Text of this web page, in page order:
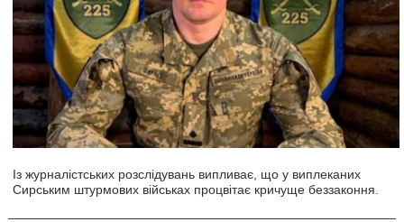
Із журналістських розслідувань випливає, що у виплеканих
Сирським штурмових військах процвітає кричуще беззаконня.